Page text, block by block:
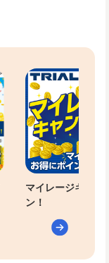
マイレージキャン
ン！